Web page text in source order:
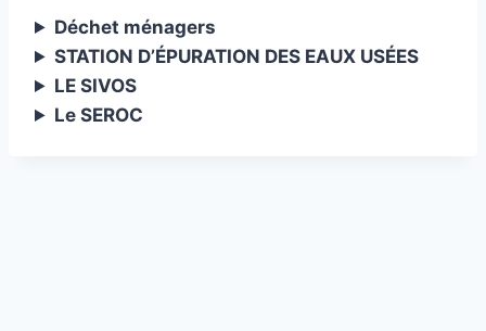
Déchet ménagers
STATION D’ÉPURATION DES EAUX USÉES
LE SIVOS
Le SEROC